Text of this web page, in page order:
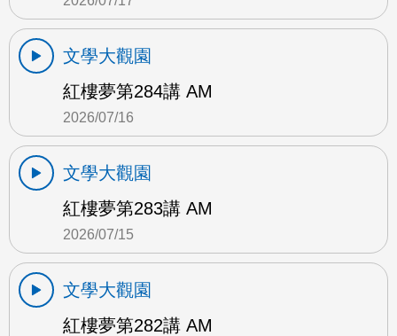
文學大觀園
紅樓夢第284講 AM
2026/07/16
文學大觀園
紅樓夢第283講 AM
2026/07/15
文學大觀園
紅樓夢第282講 AM